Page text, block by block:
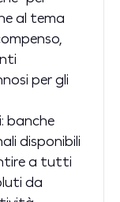
al tema
per gli
banche
disponibili
a tutti
da